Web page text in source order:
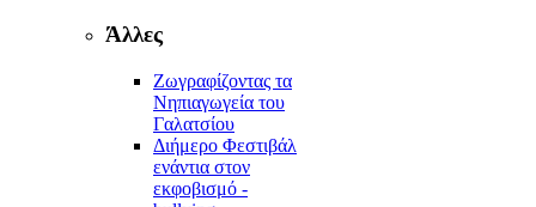
Άλλες
Ζωγραφίζοντας τα
Νηπιαγωγεία του
Γαλατσίου
Διήμερο Φεστιβάλ
ενάντια στον
εκφοβισμό -